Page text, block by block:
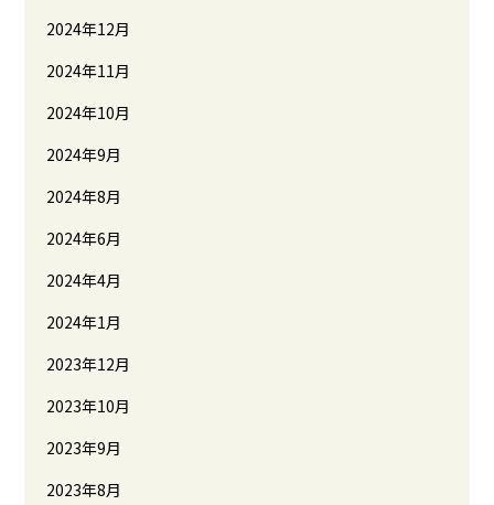
2024年12月
2024年11月
2024年10月
2024年9月
2024年8月
2024年6月
2024年4月
2024年1月
2023年12月
2023年10月
2023年9月
2023年8月